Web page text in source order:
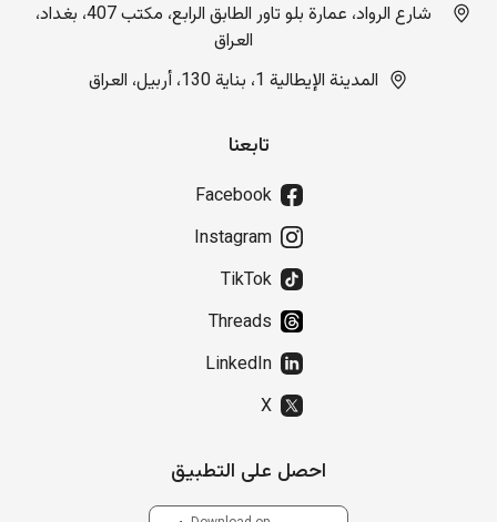
شارع الرواد، عمارة بلو تاور الطابق الرابع، مكتب 407، بغداد،
العراق
المدينة الإيطالية 1، بناية 130، أربيل، العراق
تابعنا
Facebook
Instagram
TikTok
Threads
LinkedIn
X
احصل على التطبيق